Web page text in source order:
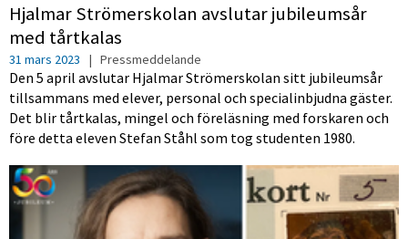
Hjalmar Strömerskolan avslutar jubileumsår
med tårtkalas
31 mars 2023 | Pressmeddelande
Den 5 april avslutar Hjalmar Strömerskolan sitt jubileumsår
tillsammans med elever, personal och specialinbjudna gäster.
Det blir tårtkalas, mingel och föreläsning med forskaren och
före detta eleven Stefan Ståhl som tog studenten 1980.